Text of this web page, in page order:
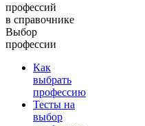
профессий
в справочнике
Выбор
профессии
Как
выбрать
профессию
Тесты на
выбор